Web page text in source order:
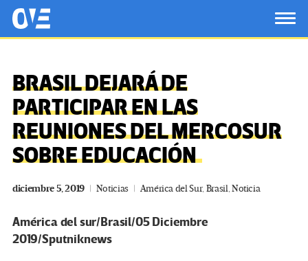
Saltar al contenido principal
OtrasVocesenEducacion.org
BRASIL DEJARÁ DE
PARTICIPAR EN LAS
REUNIONES DEL MERCOSUR
SOBRE EDUCACIÓN
diciembre 5, 2019 Noticias América del Sur,Brasil,Noticia
América del sur/Brasil/05 Diciembre
2019/Sputniknews